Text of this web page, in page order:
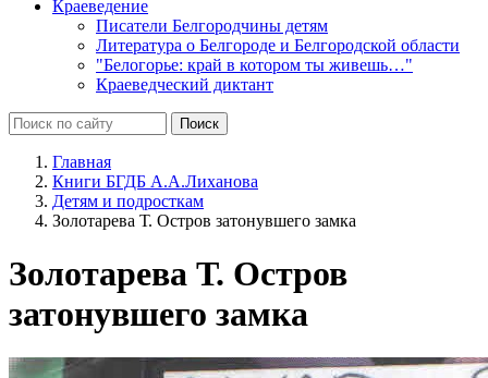
Краеведение
Писатели Белгородчины детям
Литература о Белгороде и Белгородской области
"Белогорье: край в котором ты живешь…"
Краеведческий диктант
Главная
Книги БГДБ А.А.Лиханова
Детям и подросткам
Золотарева Т. Остров затонувшего замка
Золотарева Т. Остров
затонувшего замка